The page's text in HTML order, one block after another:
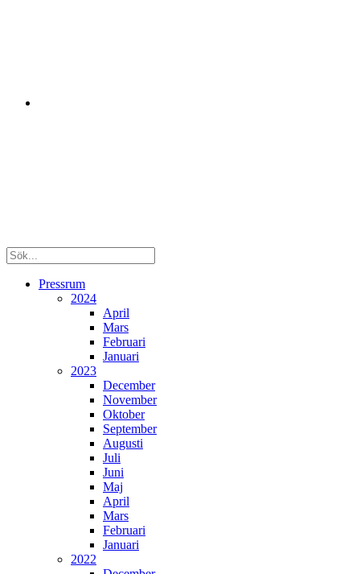
Pressrum
2024
April
Mars
Februari
Januari
2023
December
November
Oktober
September
Augusti
Juli
Juni
Maj
April
Mars
Februari
Januari
2022